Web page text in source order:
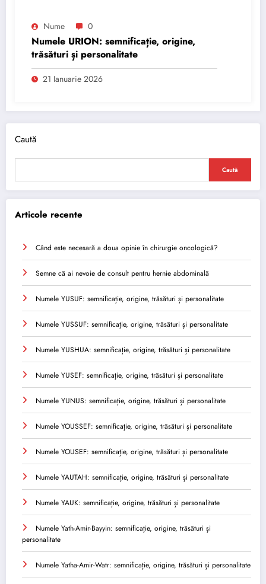
Nume 0
Numele URION: semnificație, origine,
trăsături și personalitate
21 Ianuarie 2026
Caută
Caută
Articole recente
Când este necesară a doua opinie în chirurgie oncologică?
Semne că ai nevoie de consult pentru hernie abdominală
Numele YUSUF: semnificație, origine, trăsături și personalitate
Numele YUSSUF: semnificație, origine, trăsături și personalitate
Numele YUSHUA: semnificație, origine, trăsături și personalitate
Numele YUSEF: semnificație, origine, trăsături și personalitate
Numele YUNUS: semnificație, origine, trăsături și personalitate
Numele YOUSSEF: semnificație, origine, trăsături și personalitate
Numele YOUSEF: semnificație, origine, trăsături și personalitate
Numele YAUTAH: semnificație, origine, trăsături și personalitate
Numele YAUK: semnificație, origine, trăsături și personalitate
Numele Yath-Amir-Bayyin: semnificație, origine, trăsături și
personalitate
Numele Yatha-Amir-Watr: semnificație, origine, trăsături și personalitate